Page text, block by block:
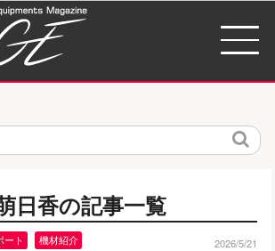
検
日香の記事一覧
ート 機材紹介 2026/5/21